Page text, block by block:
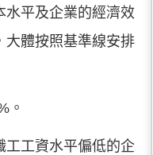
水平及企業的經濟效
大體按照基準線安排
。
工工資水平偏低的企